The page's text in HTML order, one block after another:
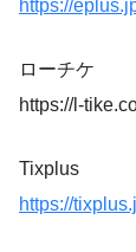
https://
ローチケ
https://l-
Tixplus
https://